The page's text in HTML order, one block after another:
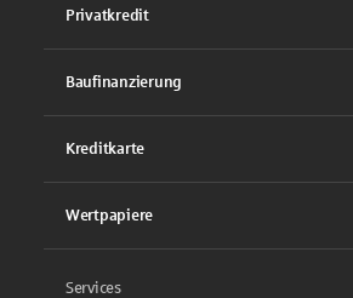
Privatkredit
Baufinanzierung
Kreditkarte
Wertpapiere
Services